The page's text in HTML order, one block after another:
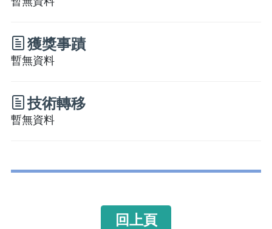
獲獎事蹟
暫無資料
技術轉移
暫無資料
回上頁